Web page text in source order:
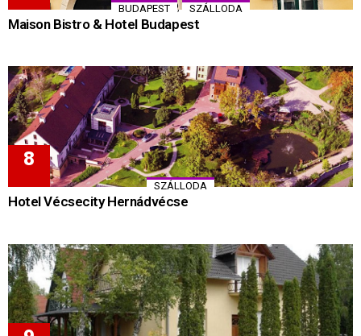
BUDAPEST , SZÁLLODA
Maison Bistro & Hotel Budapest
SZÁLLODA
Hotel Vécsecity Hernádvécse